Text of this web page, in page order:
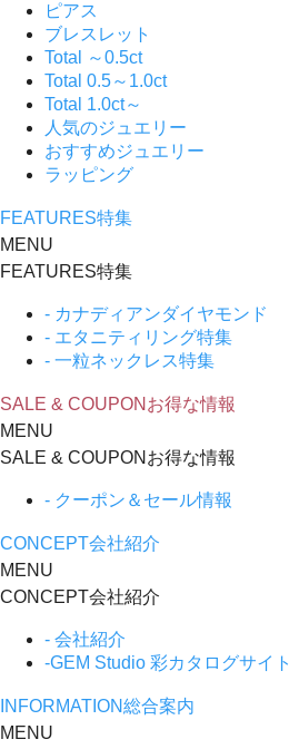
ピアス
ブレスレット
Total ～0.5ct
Total 0.5～1.0ct
Total 1.0ct～
人気のジュエリー
おすすめジュエリー
ラッピング
FEATURES特集
MENU
FEATURES特集
- カナディアンダイヤモンド
- エタニティリング特集
- 一粒ネックレス特集
SALE & COUPON お得な情報
MENU
SALE & COUPON お得な情報
- クーポン＆セール情報
CONCEPT会社紹介
MENU
CONCEPT会社紹介
- 会社紹介
-GEM Studio 彩カタログサイト
INFORMATION総合案内
MENU